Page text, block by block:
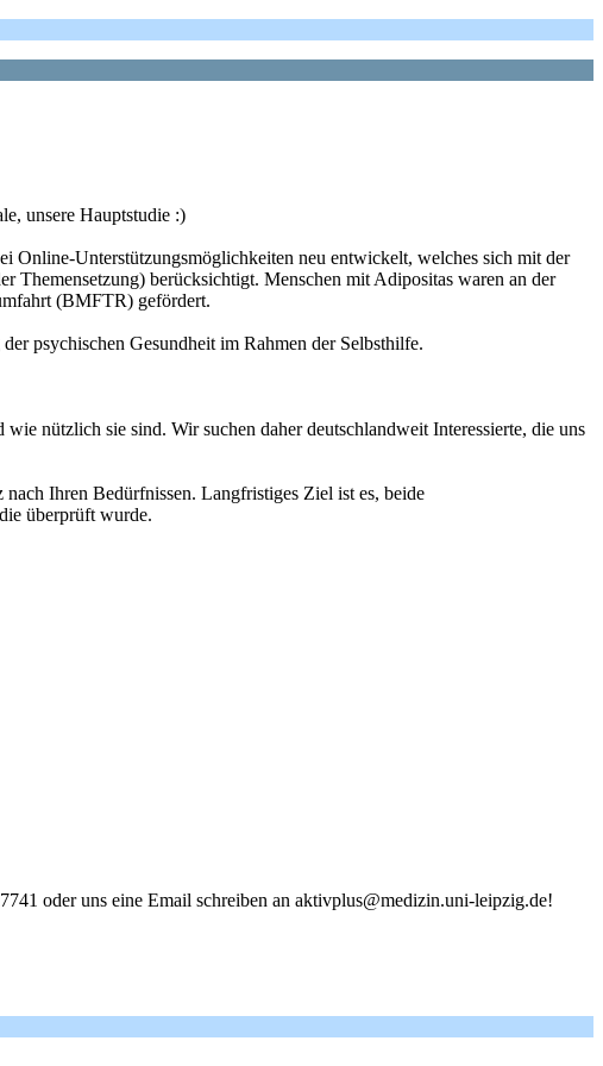
unsere Hauptstudie :)
Unterstützungsmöglichkeiten neu entwickelt, welches sich mit der
Themensetzung) berücksichtigt. Menschen mit Adipositas waren an der
(BMFTR) gefördert.
psychischen Gesundheit im Rahmen der Selbsthilfe.
nützlich sie sind. Wir suchen daher deutschlandweit Interessierte, die uns
Ihren Bedürfnissen. Langfristiges Ziel ist es, beide
überprüft wurde.
oder uns eine Email schreiben an aktivplus@medizin.uni-leipzig.de!